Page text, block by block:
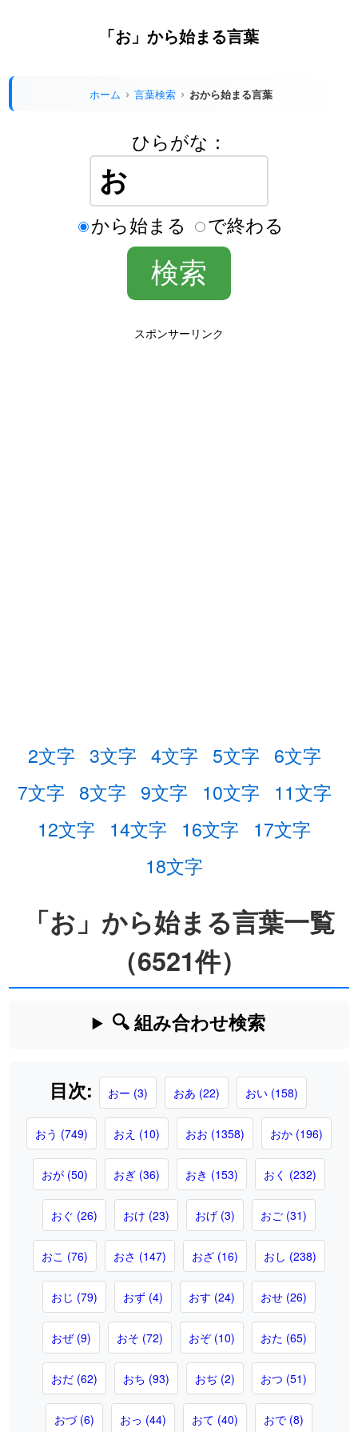
「お」から始まる言葉
ホーム 言葉検索 おから始まる言葉
ひらがな：
から始まる で終わる
スポンサーリンク
2文字 3文字 4文字 5文字 6文字
7文字 8文字 9文字 10文字
11文字
12文字
14文字 16文字
17文字
18文字
「お」から始まる言葉一覧
（6521件）
🔍 組み合わせ検索
目次: おー (3) おあ (22) おい (158)
おう (749) おえ (10) おお (1358) おか (196)
おが (50) おぎ (36) おき (153) おく (232)
おぐ (26) おけ (23) おげ (3) おご (31)
おこ (76) おさ (147) おざ (16) おし (238)
おじ (79) おず (4) おす (24) おせ (26)
おぜ (9) おそ (72) おぞ (10) おた (65)
おだ (62) おち (93) おぢ (2) おつ (51)
おづ (6) おっ (44) おて (40) おで (8)